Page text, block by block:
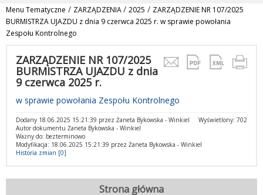
Menu Tematyczne / ZARZĄDZENIA/ 2025 / ZARZĄDZENIE NR 107/2025
BURMISTRZA UJAZDU z dnia 9 czerwca 2025 r. w sprawie powołania
Zespołu Kontrolnego
ZARZĄDZENIE NR 107/2025
BURMISTRZA UJAZDU z dnia
9 czerwca 2025 r.
w sprawie powołania Zespołu Kontrolnego
Wyświetlony: 702
Dodany 18.06.2025 15:21:39 przez Żaneta Bykowska - Winkiel
Autor dokumentu Żaneta Bykowska - Winkiel
Ważny do: bezterminowo
Modyfikacja: 18.06.2025 15:21:39 przez Żaneta Bykowska - Winkiel
Historia zmian [0]
Strona główna